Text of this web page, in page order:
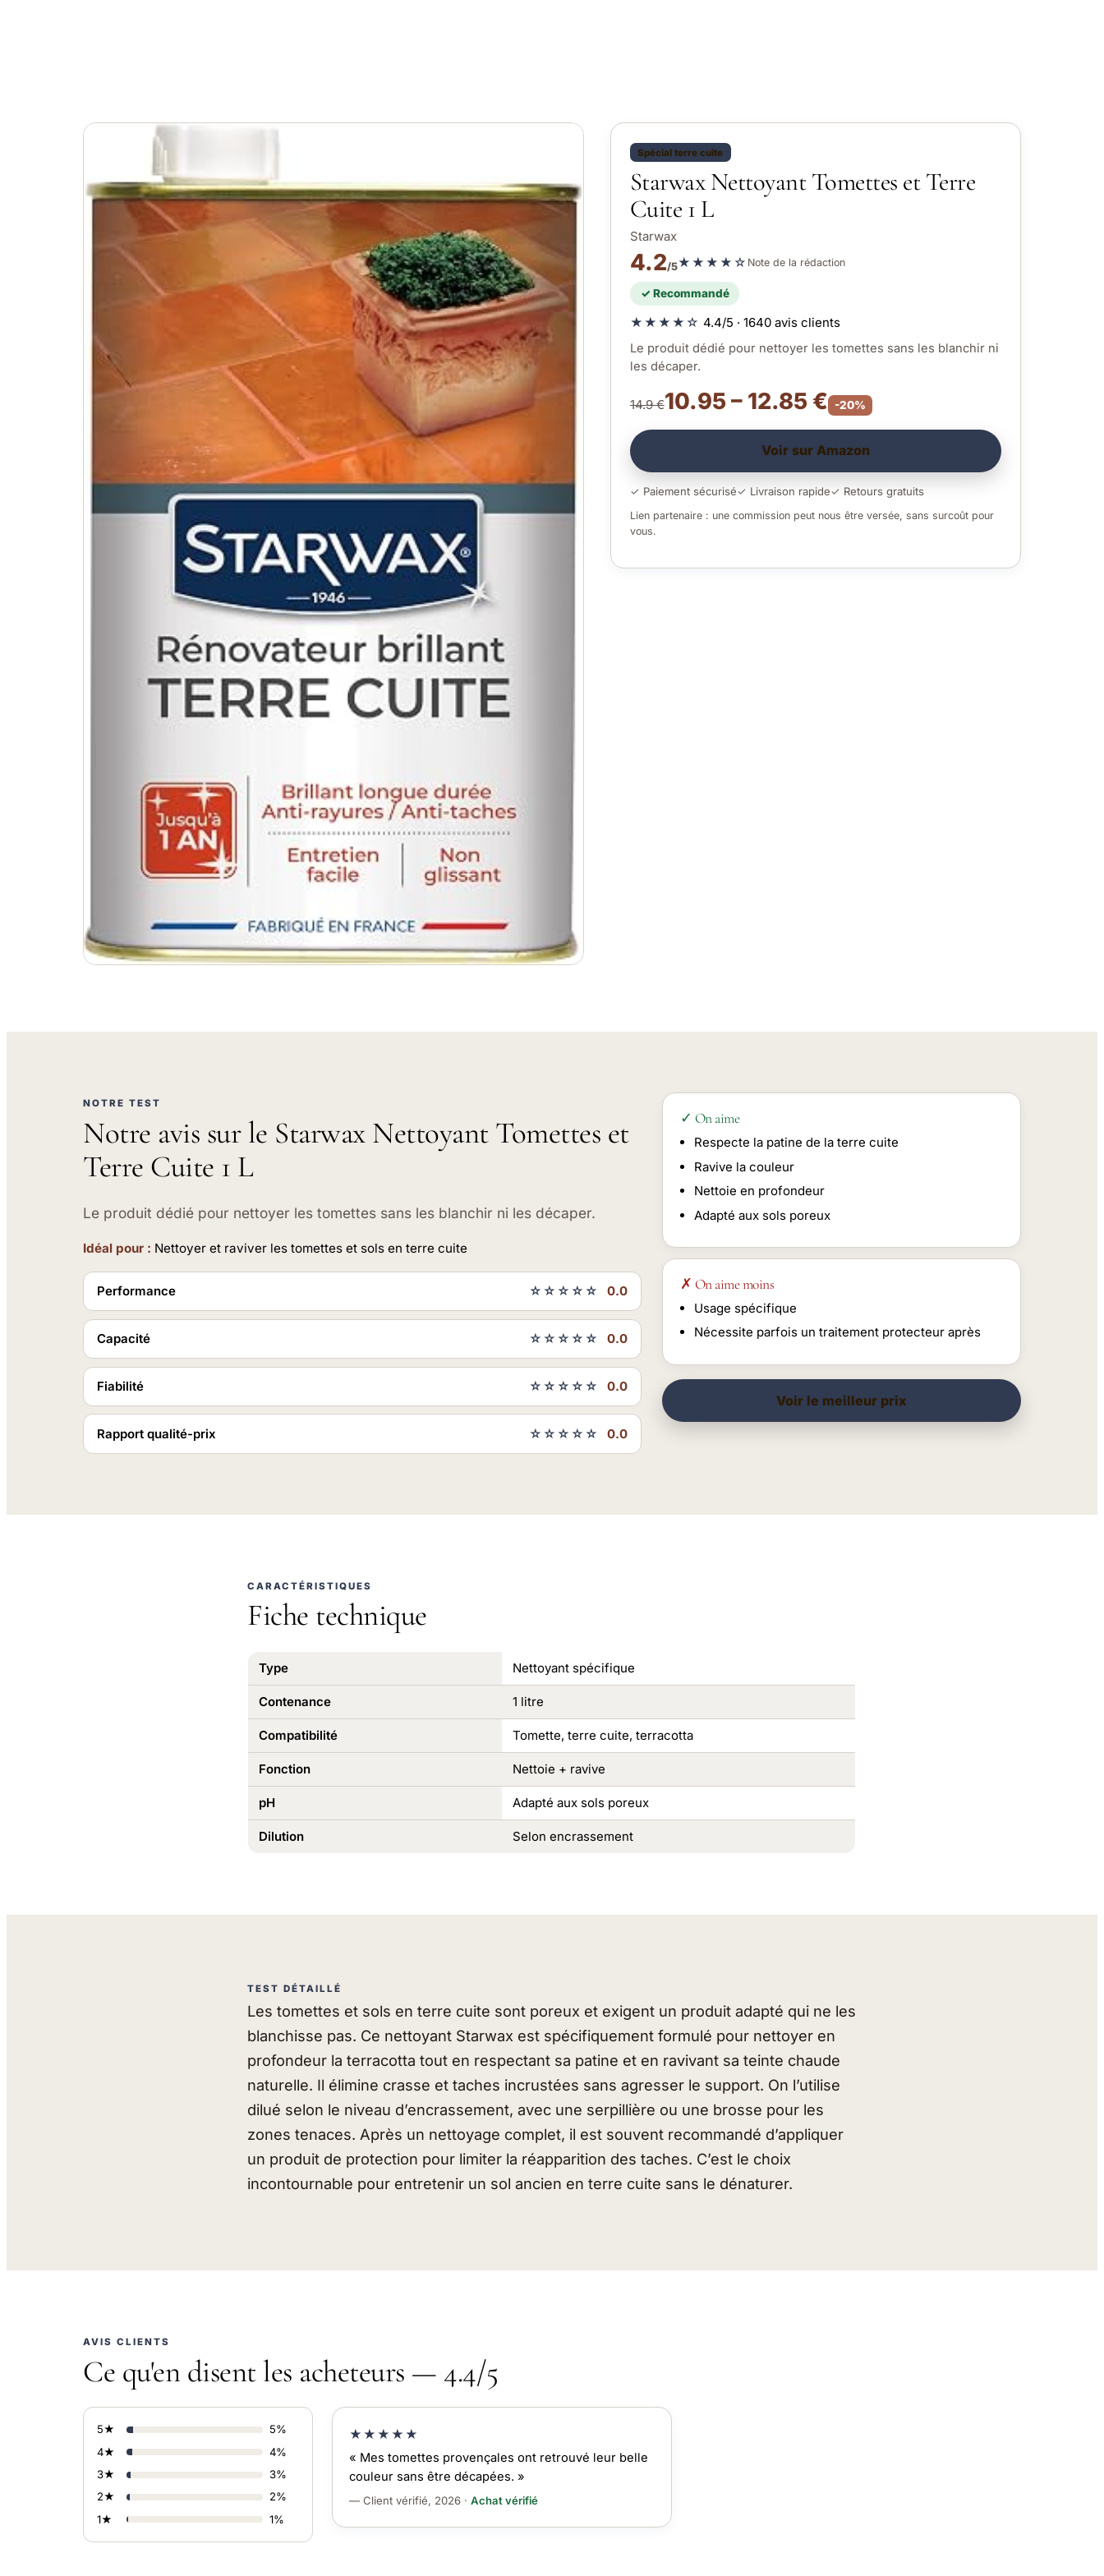
Spécial terre cuite
Starwax Nettoyant Tomettes et Terre
Cuite 1 L
Starwax
4.2/5★★★★☆ Note de la rédaction
✓ Recommandé
★★★★☆ 4.4/5 · 1640 avis clients
Le produit dédié pour nettoyer les tomettes sans les blanchir ni
les décaper.
14.9 €10.95 – 12.85 € -20%
Voir sur Amazon
✓ Paiement sécurisé✓ Livraison rapide✓ Retours gratuits
Lien partenaire : une commission peut nous être versée, sans surcoût pour
vous.
NOTRE TEST
Notre avis sur le Starwax Nettoyant Tomettes et
Terre Cuite 1 L
Le produit dédié pour nettoyer les tomettes sans les blanchir ni les décaper.
Idéal pour : Nettoyer et raviver les tomettes et sols en terre cuite
Performance ☆☆☆☆☆ 0.0
Capacité ☆☆☆☆☆ 0.0
Fiabilité ☆☆☆☆☆ 0.0
Rapport qualité-prix ☆☆☆☆☆ 0.0
✓ On aime
Respecte la patine de la terre cuite
Ravive la couleur
Nettoie en profondeur
Adapté aux sols poreux
✗ On aime moins
Usage spécifique
Nécessite parfois un traitement protecteur après
Voir le meilleur prix
CARACTÉRISTIQUES
Fiche technique
Type Nettoyant spécifique
Contenance 1 litre
Compatibilité Tomette, terre cuite, terracotta
Fonction Nettoie + ravive
pH Adapté aux sols poreux
Dilution Selon encrassement
TEST DÉTAILLÉ
Les tomettes et sols en terre cuite sont poreux et exigent un produit adapté qui ne les
blanchisse pas. Ce nettoyant Starwax est spécifiquement formulé pour nettoyer en
profondeur la terracotta tout en respectant sa patine et en ravivant sa teinte chaude
naturelle. Il élimine crasse et taches incrustées sans agresser le support. On l’utilise
dilué selon le niveau d’encrassement, avec une serpillière ou une brosse pour les
zones tenaces. Après un nettoyage complet, il est souvent recommandé d’appliquer
un produit de protection pour limiter la réapparition des taches. C’est le choix
incontournable pour entretenir un sol ancien en terre cuite sans le dénaturer.
AVIS CLIENTS
Ce qu'en disent les acheteurs — 4.4/5
5★
5%
4★
4%
3★
3%
2★
2%
1★
1%
★★★★★
« Mes tomettes provençales ont retrouvé leur belle
couleur sans être décapées. »
— Client vérifié, 2026 ·Achat vérifié